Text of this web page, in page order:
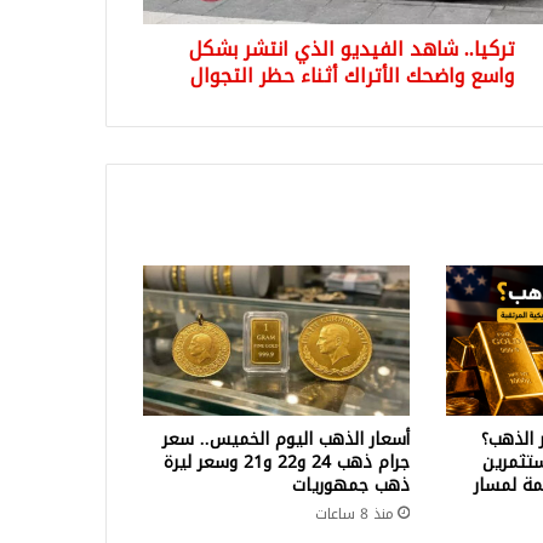
تركيا.. شاهد الفيديو الذي انتشر بشكل
واسع واضحك الأتراك أثناء حظر التجوال
الذهب؟
لمسار
أسعار الذهب اليوم الخميس.. سعر
جرام ذهب 24 و22 و21 وسعر ليرة
ذهب جمهوريات
منذ 8 ساعات